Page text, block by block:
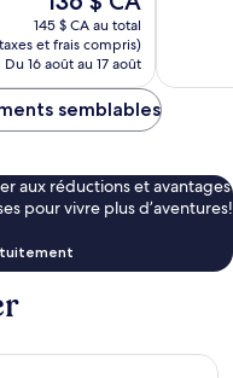
prix
est
de
136 $ CA
145 $ CA au total
et frais compris)
Du 16 août au 17 août
semblables
aux réductions et avantages
pour vivre plus d’aventures!